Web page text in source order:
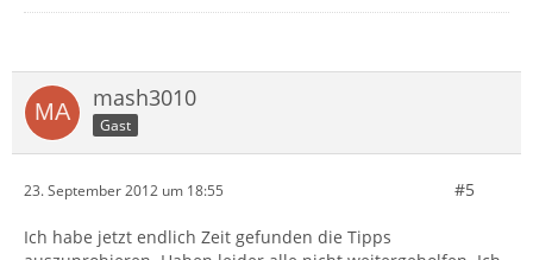
mash3010
Gast
23. September 2012 um 18:55 #5
Ich habe jetzt endlich Zeit gefunden die Tipps